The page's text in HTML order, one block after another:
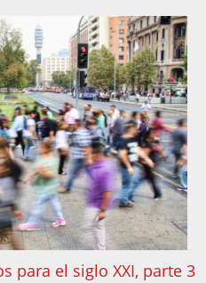
para el siglo XXI, parte 3